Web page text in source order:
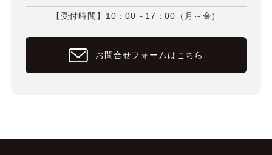
【受付時間】10：00～17：00（月～金）
お問合せフォームはこちら